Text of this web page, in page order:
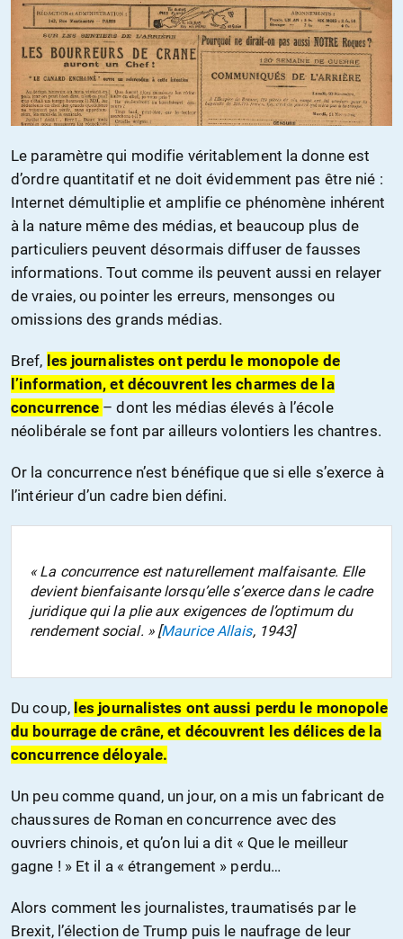
Le paramètre qui modifie véritablement la donne est
d’ordre quantitatif et ne doit évidemment pas être nié :
Internet démultiplie et amplifie ce phénomène inhérent
à la nature même des médias, et beaucoup plus de
particuliers peuvent désormais diffuser de fausses
informations. Tout comme ils peuvent aussi en relayer
de vraies, ou pointer les erreurs, mensonges ou
omissions des grands médias.
Bref, les journalistes ont perdu le monopole de
l’information, et découvrent les charmes de la
concurrence – dont les médias élevés à l’école
néolibérale se font par ailleurs volontiers les chantres.
Or la concurrence n’est bénéfique que si elle s’exerce à
l’intérieur d’un cadre bien défini.
« La concurrence est naturellement malfaisante. Elle
devient bienfaisante lorsqu’elle s’exerce dans le cadre
juridique qui la plie aux exigences de l’optimum du
rendement social. » [Maurice Allais, 1943]
Du coup, les journalistes ont aussi perdu le monopole
du bourrage de crâne, et découvrent les délices de la
concurrence déloyale.
Un peu comme quand, un jour, on a mis un fabricant de
chaussures de Roman en concurrence avec des
ouvriers chinois, et qu’on lui a dit « Que le meilleur
gagne ! » Et il a « étrangement » perdu…
Alors comment les journalistes, traumatisés par le
Brexit, l’élection de Trump puis le naufrage de leur